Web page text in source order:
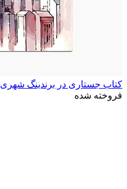
کتاب جستاری در برندینگ شهری
فروخته شده